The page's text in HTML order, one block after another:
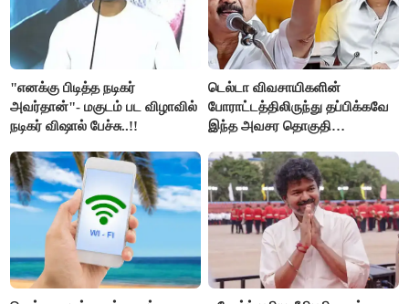
"எனக்கு பிடித்த நடிகர்
அவர்தான்"- மகுடம் பட விழாவில்
நடிகர் விஷால் பேச்சு..!!
டெல்டா விவசாயிகளின்
போராட்டத்திலிருந்து தப்பிக்கவே
இந்த அவசர தொகுதி
அரங்கேற்றுகிறார் முதலமைச்சர் -
திமுக ஐடி விங்..!!